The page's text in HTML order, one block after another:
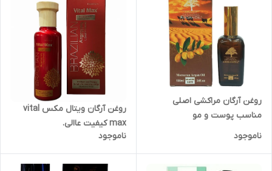
روغن آرگان مراکشی اصلی
مناسب پوست و مو
ناموجود
روغن آرگان ویتال مکس vital
max کیفیت عاالی.
ناموجود